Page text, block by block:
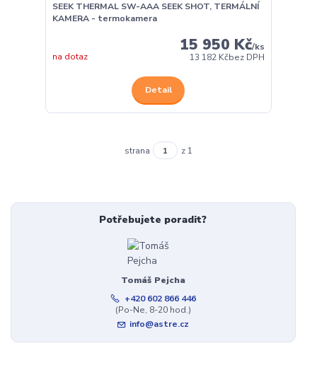
SEEK THERMAL SW-AAA SEEK SHOT, TERMÁLNÍ
KAMERA - termokamera
15 950 Kč/ks
13 182 Kčbez DPH
na dotaz
Detail
strana z 1
Potřebujete poradit?
Tomáš Pejcha
+420 602 866 446
(Po-Ne, 8-20 hod.)
info@astre.cz